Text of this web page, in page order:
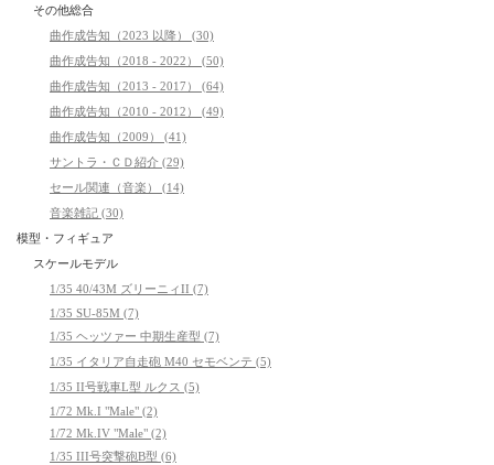
その他総合
曲作成告知（2023 以降） (30)
曲作成告知（2018 - 2022） (50)
曲作成告知（2013 - 2017） (64)
曲作成告知（2010 - 2012） (49)
曲作成告知（2009） (41)
サントラ・ＣＤ紹介 (29)
セール関連（音楽） (14)
音楽雑記 (30)
模型・フィギュア
スケールモデル
1/35 40/43M ズリーニィII (7)
1/35 SU-85M (7)
1/35 ヘッツァー 中期生産型 (7)
1/35 イタリア自走砲 M40 セモベンテ (5)
1/35 II号戦車L型 ルクス (5)
1/72 Mk.I "Male" (2)
1/72 Mk.IV "Male" (2)
1/35 III号突撃砲B型 (6)